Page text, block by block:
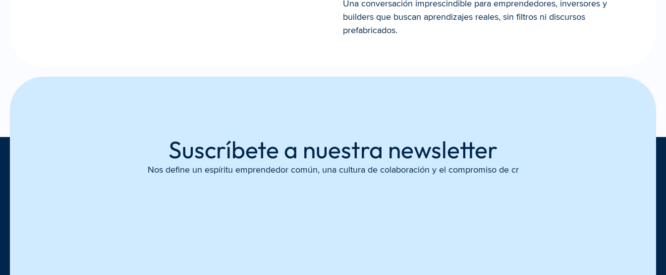
Una conversación imprescindible para emprendedores, inversores y
builders que buscan aprendizajes reales, sin filtros ni discursos
prefabricados.
Suscríbete a nuestra newsletter
Nos define un espíritu emprendedor común, una cultura de colaboración y el compromiso de cr